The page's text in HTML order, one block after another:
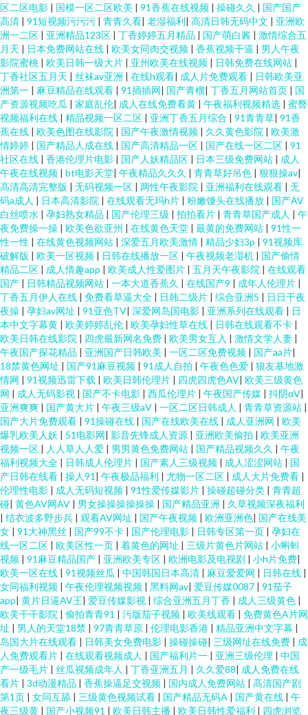
区二区电影 | 国模一区二区欧美 | 91香蕉在线视频 | 操碰久久 | 国产国产
高清 | 91短视频污污污 | 青青久看| 老湿福利| 高清日韩无码中文 | 亚洲欧
洲一二区 | 亚洲精品123区 | 丁香婷婷五月精品 | 国产萌白酱 | 激情综合五
月天 | 日本免费网站在线 | 欧美女同肉交视频 | 香蕉视频干逼 | 男人午夜
影院蜜桃 | 欧美日韩一级大片 | 亚州欧美在线视频 | 日韩免费在线网站 |
丁香社区五月天 | 丝袜av亚洲 | 在线h观看| 成人片免费观看 | 日韩欧美亚
洲第一 | 麻豆精品在线观看 | 91插插网| 国产青榴| 丁香五月网站首页 | 国
产资源视频吃瓜 | 家庭乱伦| 成人在线免费看黄 | 午夜福利视频精选 | 蜜臀
视频福利在线 | 精品视频一区二区 | 亚洲丁香五月综合 | 91青青草| 91香
蕉在线 | 欧美色图在线影院 | 国产午夜激情视频 | 久久黄色影院 | 欧美激
情婷婷 | 国产精品人成在线 | 国产高清精品一区 | 国产在线一区二区 | 91
社区在线 | 香港伦理片电影 | 国产人妖精品区 | 日本三级免费网站 | 成人
午夜在线视频 | bt电影天堂| 午夜精品久久久 | 青青草好吊色 | 狠狠操av|
高清高清完整版 | 无码视频一区 | 两性午夜影院 | 亚洲福利在线观看 | 无
码a成人 | 日本高清影院 | 在线观看无玛h片 | 粉嫩馒头在线播放 | 国产AV
白丝喷水 | 孕妇熟女精品 | 国产伦理三级 | 拍拍看片 | 青青草国产成人 | 午
夜免费操一操 | 欧美色欲亚州 | 在线黄色天堂 | 最黄的免费网站 | 91性一
性一性 | 在线黄色视频网站 | 深爱五月欧美激情 | 精品少妇3p | 91视频库
破解版 | 欧美一区视频 | 日韩在线播放一区 | 午夜视频老湿机 | 国产偷情
精品二区 | 成人情趣app | 欧美成人性爱图片 | 五月天午夜影院 | 在线观看
国产 | 日韩精品视频网站 | 一本大道香蕉久 | 在线国产9 | 成年人伦理片 |
丁香五月伊人在线 | 免费看草逼大全 | 日韩二级片 | 综合亚洲5 | 日日干夜
夜操 | 孕妇av网址 | 91亚色TV| 深爱网岛国电影 | 亚洲系列在线观看 | 日
本中文字幕黄 | 欧美婷婷乱伦 | 欧美孕妇性草在线 | 日韩在线观看不卡 |
欧美日韩在线影院 | 四虎最新网名免费 | 欧美男女互入 | 激情文学人妻 |
午夜国产探花精品 | 亚洲国产日韩欧美 | 一区二区免费视频 | 国产aa片|
18禁黄色网址 | 国产91麻豆视频 | 91成人自拍 | 午夜色色爱 | 狼友基地激
情网 | 91视频迅雷下载 | 欧美日韩伦理片 | 四虎四虎色AV| 欧美三级黄色
网 | 成人无码影视 | 国产不卡电影 | 西瓜伦理片 | 午夜国产传媒 | 抖阴αV|
亚洲爽爽 | 国产黄大片 | 午夜三级aV | 一区二区日韩成人 | 青青草资源站 |
国产大片免费观看 | 91操碰在线 | 国产在线欧美在线 | 成人亚洲网 | 欧美
爆乳欧美人妖 | 51电影网| 影音先锋成人资源 | 亚洲欧美偷拍 | 欧美亚洲
视频一区 | 人人草人人爱 | 男男黄色免费网站 | 国产精品视频久久 | 午夜
福利视频大全 | 日韩成人伦理片 | 国产素人三级视频 | 成人涩涩网站 | 国
产日韩在线看 | 操人91 | 午夜极品福利 | 尤物一区二区 | 成人大片免费看 |
伦理性电影 | 成人无码短视频 | 91性爱传媒影片 | 操碰超碰分类 | 青青超
碰| 黄色AV网AV | 男女操操操操操操 | 国产精品亚洲 | 久草视频深夜福利
| 结衣波多野步兵 | 观看AV网址 | 国产午夜视频 | 欧洲亚洲色| 国产在线美
女 | 91大神黑丝 | 国产99不卡 | 国产伦理电影 | 日韩专区第一页 | 孕妇在
线一区二区 | 欧美区性一页 | 着黄色的网址 | 三级片黄色片网站 | 小蝌蚪
视频 | 91麻豆精品国产 | 亚洲欧美专区 | 欧洲电影及电视剧 | 小h片免费|
欧美一区在线 | 91视频丝瓜 | 中国韩国日本高清 | 麻豆爱爱网 | 日韩在线 |
女同福利视频 | 午夜伦理视频视频 | 黑料网av| 爱豆传媒0087 | 91茄子
app| 黄片日逼AV王| 爱豆传媒影视 | 综合亚洲五月丁香 | 成人三级黄色 |
欧美干干影院 | 偷拍青青91 | 污版茄子视频 | 欧美线观看 | 免费黄色A片网
址 | 男人的天堂18禁 | 97青青草原 | 伦理电影香港 | 精品亚洲中文字幕 |
岛国大片在线观看 | 日韩美女免费电影 | 操碰操碰| 三级网址在线免费 | 成
人免费观看片 | 在线观看视频成人 | 国产福利片一 | 亚洲三级伦理 | 中国
产一级毛片 | 丝瓜视频成年人 | 丁香亚洲五月 | 久久爱88| 成人免费在线
看片 | 3d动漫精品 | 香蕉操逼足交视频 | 国内成人免费网站 | 高清国产剧
第1页 | 女同互舔 | 三级黄色视频试看 | 国产精品无码A | 国产黄在线 | 午
夜三级黄 | 国产小视频91 | 欧美日韩主播 | 欧美日韩性爱福利 | 四虎浏览